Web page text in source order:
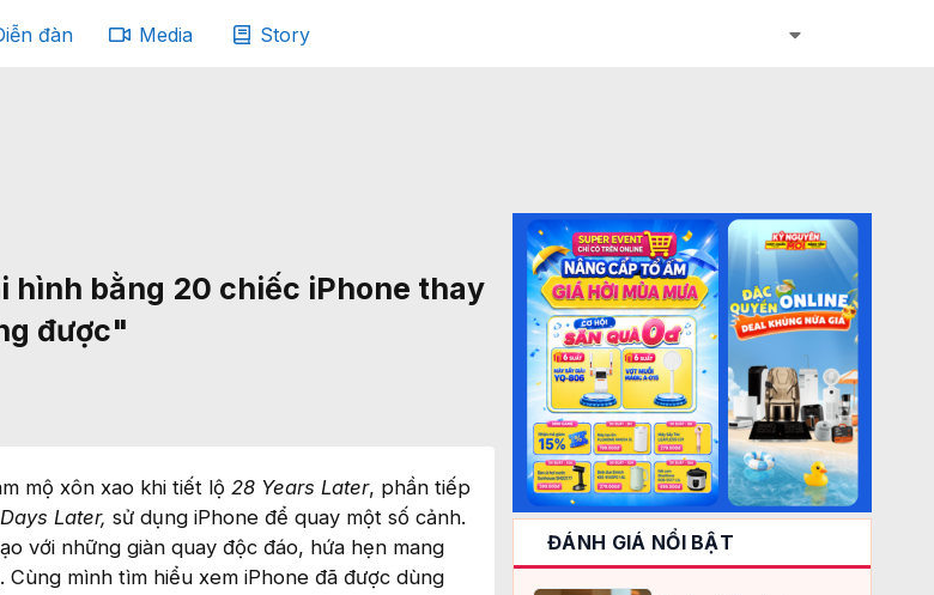
đàn Media Story
hình bằng 20 chiếc iPhone thay
được"
mộ xôn xao khi tiết lộ 28 Years Later, phần tiếp
Later, sử dụng iPhone để quay một số cảnh.
với những giàn quay độc đáo, hứa hẹn mang
mình tìm hiểu xem iPhone đã được dùng
ĐÁNH GIÁ NỔI BẬT